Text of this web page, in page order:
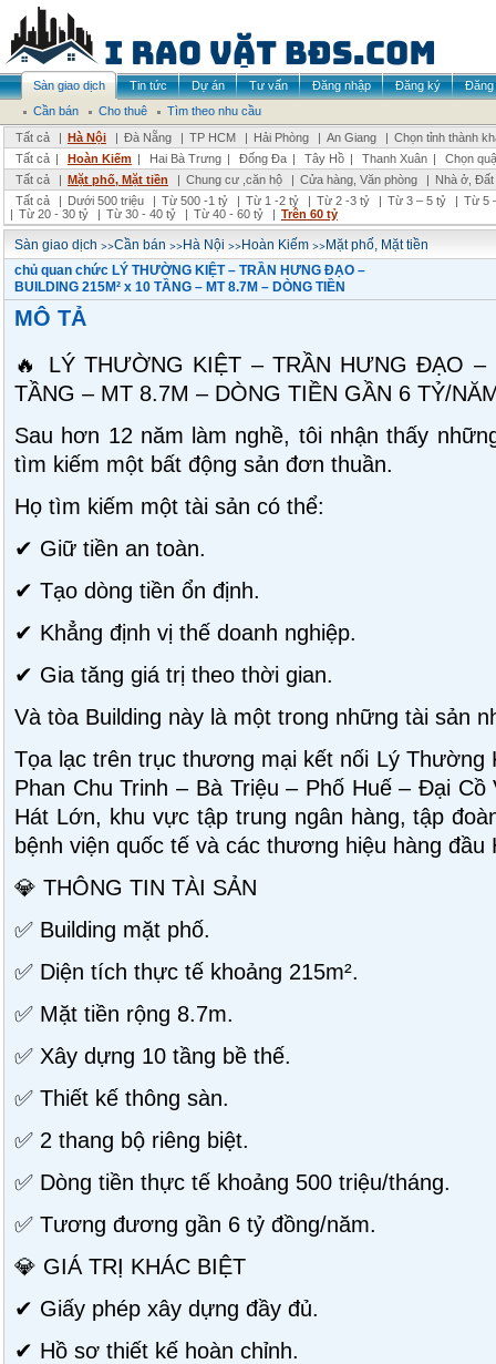
Sàn giao dịch Tin tức Dự án Tư vấn Đăng nhập Đăng ký
Đăng
Cần bán
Cho thuê
Tìm theo nhu cầu
Tất cả
| Hà Nội | Đà Nẵng | TP HCM | Hải Phòng | An Giang | Chọn tỉnh thành
Tất cả | Hoàn Kiếm | Hai Bà Trưng | Đống Đa | Tây Hồ | Thanh Xuân |
Chọn
Tất cả
| Mặt phố, Mặt tiền | Chung cư ,căn hộ | Cửa hàng, Văn phòng | Nhà ở,
Tất cả
| Dưới 500 triệu | Từ 500 -1 tỷ | Từ 1 -2 tỷ | Từ 2 -3 tỷ | Từ 3 – 5 tỷ | Từ 5
| Từ 20 - 30 tỷ | Từ 30 - 40 tỷ | Từ 40 - 60 tỷ | Trên 60 tỷ
Sàn giao dịch >>Cần bán >>Hà Nội >>Hoàn Kiếm >>Mặt phố, Mặt tiền
chủ quan chức LÝ THƯỜNG KIỆT – TRẦN HƯNG ĐẠO –
BUILDING 215M² x 10 TẦNG – MT 8.7M – DÒNG TIỀN
MÔ TẢ
🔥 LÝ THƯỜNG KIỆT – TRẦN HƯNG ĐẠO –
TẦNG – MT 8.7M – DÒNG TIỀN GẦN 6 TỶ/
Sau hơn 12 năm làm nghề, tôi nhận thấy
tìm kiếm một bất động sản đơn thuần.
Họ tìm kiếm một tài sản có thể:
✔ Giữ tiền an toàn.
✔ Tạo dòng tiền ổn định.
✔ Khẳng định vị thế doanh nghiệp.
✔ Gia tăng giá trị theo thời gian.
Và tòa Building này là một trong những tài sản
Tọa lạc trên trục thương mại kết nối Lý Thường
Phan Chu Trinh – Bà Triệu – Phố Huế – Đại
Hát Lớn, khu vực tập trung ngân hàng, tập
bệnh viện quốc tế và các thương hiệu hàng đầu
💎 THÔNG TIN TÀI SẢN
✅ Building mặt phố.
✅ Diện tích thực tế khoảng 215m².
✅ Mặt tiền rộng 8.7m.
✅ Xây dựng 10 tầng bề thế.
✅ Thiết kế thông sàn.
✅ 2 thang bộ riêng biệt.
✅ Dòng tiền thực tế khoảng 500 triệu/tháng.
✅ Tương đương gần 6 tỷ đồng/năm.
💎 GIÁ TRỊ KHÁC BIỆT
✔ Giấy phép xây dựng đầy đủ.
✔ Hồ sơ thiết kế hoàn chỉnh.